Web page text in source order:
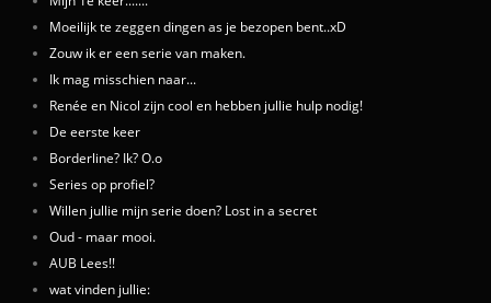
Moeilijk te zeggen dingen as je bezopen bent..xD
Zouw ik er een serie van maken.
Ik mag misschien naar...
Renée en Nicol zijn cool en hebben jullie hulp nodig!
De eerste keer
Borderline? Ik? O.o
Series op profiel?
Willen jullie mijn serie doen? Lost in a secret
Oud - maar mooi.
AUB Lees!!
wat vinden jullie: